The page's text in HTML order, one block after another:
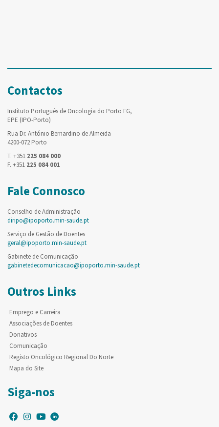
Contactos
Instituto Português de Oncologia do Porto FG,
EPE (IPO-Porto)
Rua Dr. António Bernardino de Almeida
4200-072 Porto
T. +351 225 084 000
F. +351 225 084 001
Fale Connosco
Conselho de Administração
diripo@ipoporto.min-saude.pt
Serviço de Gestão de Doentes
geral@ipoporto.min-saude.pt
Gabinete de Comunicação
gabinetedecomunicacao@ipoporto.min-saude.pt
Outros Links
Emprego e Carreira
Associações de Doentes
Donativos
Comunicação
Registo Oncológico Regional Do Norte
Mapa do Site
Siga-nos